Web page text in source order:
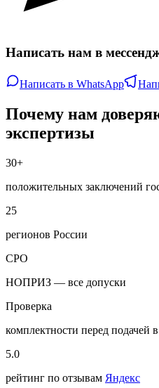
Написать нам в
Написать в WhatsApp
Почему нам
экспертизы
30+
положительных заключений
25
регионов России
СРО
НОПРИЗ — все допуски
Проверка
комплектности перед подачей
5.0
рейтинг по отзывам Яндекс